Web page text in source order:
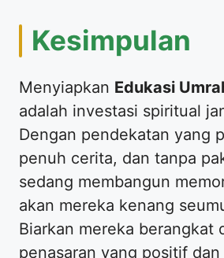
​Kesimpulan
​Menyiapkan Edukasi
adalah investasi spiritual
Dengan pendekatan yang
penuh cerita, dan tanpa
sedang membangun
akan mereka kenang
Biarkan mereka berangkat
penasaran yang positif